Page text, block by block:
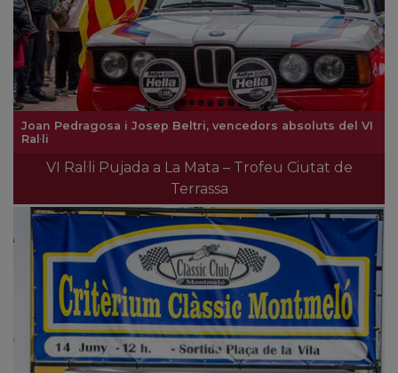
Joan Pedragosa i Josep Beltri, vencedors absoluts del VI
Ral·li
VI Ral·li Pujada a La Mata – Trofeu Ciutat de
Terrassa